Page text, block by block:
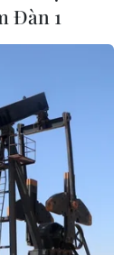
Đàn 1